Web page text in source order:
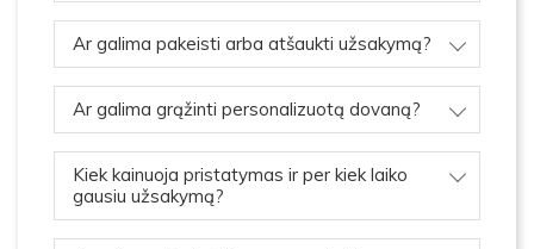
Ar galima pakeisti arba atšaukti užsakymą?
Ar galima grąžinti personalizuotą dovaną?
Kiek kainuoja pristatymas ir per kiek laiko
gausiu užsakymą?